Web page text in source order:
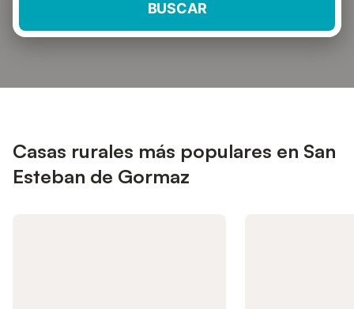
BUSCAR
Casas rurales más populares en San
Esteban de Gormaz